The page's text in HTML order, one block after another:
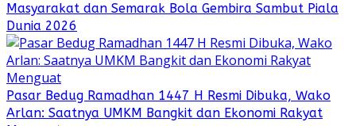
Masyarakat dan Semarak Bola Gembira Sambut Piala
Dunia 2026
Pasar Bedug Ramadhan 1447 H Resmi Dibuka, Wako
Arlan: Saatnya UMKM Bangkit dan Ekonomi Rakyat